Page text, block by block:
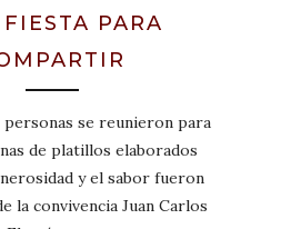
PARA
se reunieron para
de platillos elaborados
y el sabor fueron
la convivencia Juan Carlos